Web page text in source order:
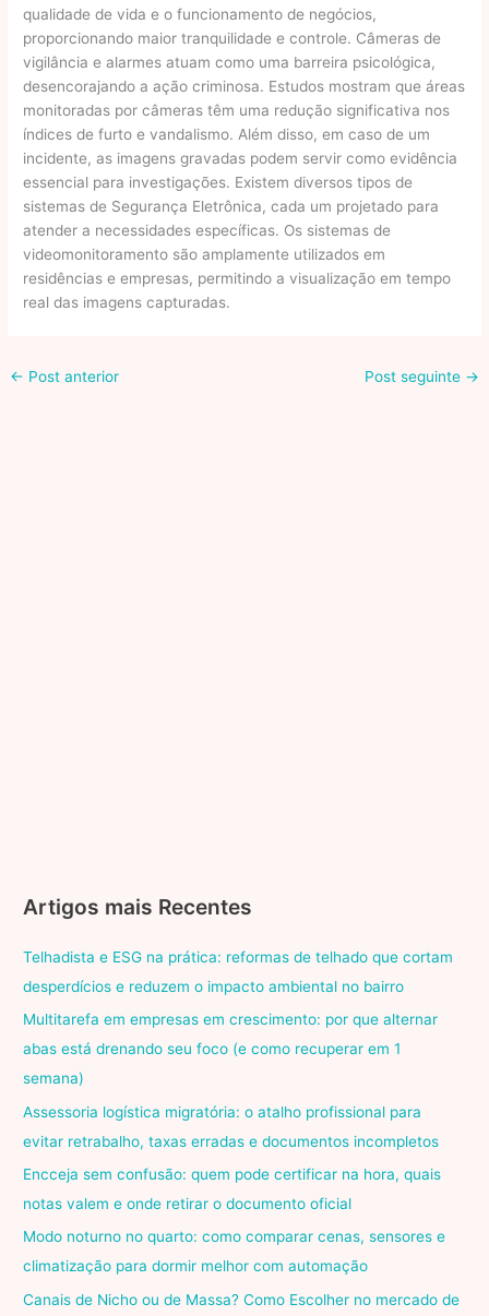
qualidade de vida e o funcionamento de negócios,
proporcionando maior tranquilidade e controle. Câmeras de
vigilância e alarmes atuam como uma barreira psicológica,
desencorajando a ação criminosa. Estudos mostram que áreas
monitoradas por câmeras têm uma redução significativa nos
índices de furto e vandalismo. Além disso, em caso de um
incidente, as imagens gravadas podem servir como evidência
essencial para investigações. Existem diversos tipos de
sistemas de Segurança Eletrônica, cada um projetado para
atender a necessidades específicas. Os sistemas de
videomonitoramento são amplamente utilizados em
residências e empresas, permitindo a visualização em tempo
real das imagens capturadas.
← Post anterior Post seguinte →
Artigos mais Recentes
Telhadista e ESG na prática: reformas de telhado que cortam
desperdícios e reduzem o impacto ambiental no bairro
Multitarefa em empresas em crescimento: por que alternar
abas está drenando seu foco (e como recuperar em 1
semana)
Assessoria logística migratória: o atalho profissional para
evitar retrabalho, taxas erradas e documentos incompletos
Encceja sem confusão: quem pode certificar na hora, quais
notas valem e onde retirar o documento oficial
Modo noturno no quarto: como comparar cenas, sensores e
climatização para dormir melhor com automação
Canais de Nicho ou de Massa? Como Escolher no mercado de